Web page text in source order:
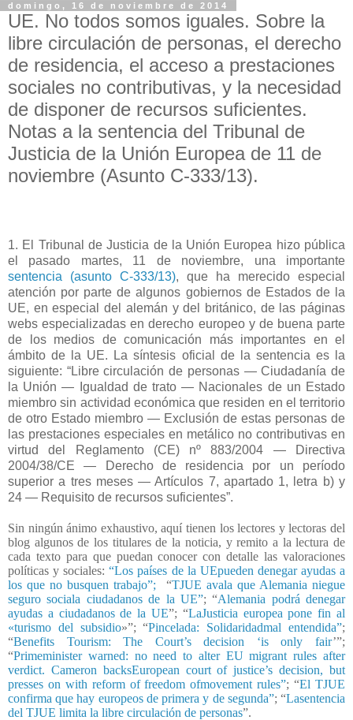
domingo, 16 de noviembre de 2014
UE. No todos somos iguales. Sobre la
libre circulación de personas, el derecho
de residencia, el acceso a prestaciones
sociales no contributivas, y la necesidad
de disponer de recursos suficientes.
Notas a la sentencia del Tribunal de
Justicia de la Unión Europea de 11 de
noviembre (Asunto C-333/13).
1. El Tribunal de Justicia de la Unión Europea hizo pública
el pasado martes, 11 de noviembre, una importante
sentencia (asunto C-333/13), que ha merecido especial
atención por parte de algunos gobiernos de Estados de la
UE, en especial del alemán y del británico, de las páginas
webs especializadas en derecho europeo y de buena parte
de los medios de comunicación más importantes en el
ámbito de la UE. La síntesis oficial de la sentencia es la
siguiente: “Libre circulación de personas — Ciudadanía de
la Unión — Igualdad de trato — Nacionales de un Estado
miembro sin actividad económica que residen en el territorio
de otro Estado miembro — Exclusión de estas personas de
las prestaciones especiales en metálico no contributivas en
virtud del Reglamento (CE) nº 883/2004 — Directiva
2004/38/CE — Derecho de residencia por un período
superior a tres meses — Artículos 7, apartado 1, letra b) y
24 — Requisito de recursos suficientes”.
Sin ningún ánimo exhaustivo, aquí tienen los lectores y lectoras del
blog algunos de los titulares de la noticia, y remito a la lectura de
cada texto para que puedan conocer con detalle las valoraciones
políticas y sociales:“Los países de la UEpueden denegar ayudas a
los que no busquen trabajo”;
“TJUE avala que Alemania niegue
seguro sociala ciudadanos de la UE”; “Alemania podrá denegar
ayudas a ciudadanos de la UE”; “LaJusticia europea pone fin al
«turismo del subsidio»”; “Pincelada: Solidaridadmal entendida”;
“Benefits Tourism: The Court’s decision ‘is only fair’”;
“Primeminister warned: no need to alter EU migrant rules after
verdict. Cameron backsEuropean court of justice’s decision, but
presses on with reform of freedom ofmovement rules”; “El TJUE
confirma que hay europeos de primera y de segunda”; “Lasentencia
del TJUE limita la libre circulación de personas”.